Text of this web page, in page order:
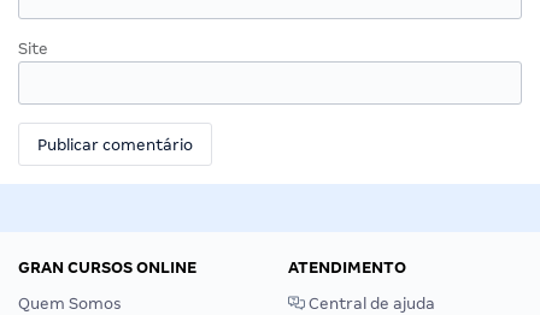
Site
GRAN CURSOS ONLINE
Quem Somos
ATENDIMENTO
Central de ajuda